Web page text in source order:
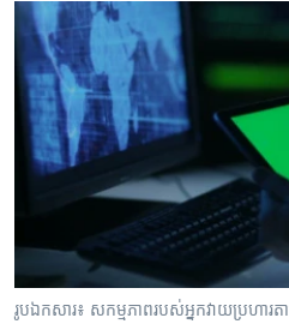
ម្តង
រំលង​
ព្រឹត្តិការណ៍ព័ត៌មាន
ទូរទស្សន៍ / វីដេអូ​
វិទ្យុ / ផតខាសថ៍
កម្មវិធីទាំងអស់
Khmer English
បណ្តាញ​សង្គម
រូបឯកសារ៖ សកម្មភាព​របស់​អ្នក​វាយប្រហា